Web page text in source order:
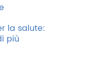
la salute:
più